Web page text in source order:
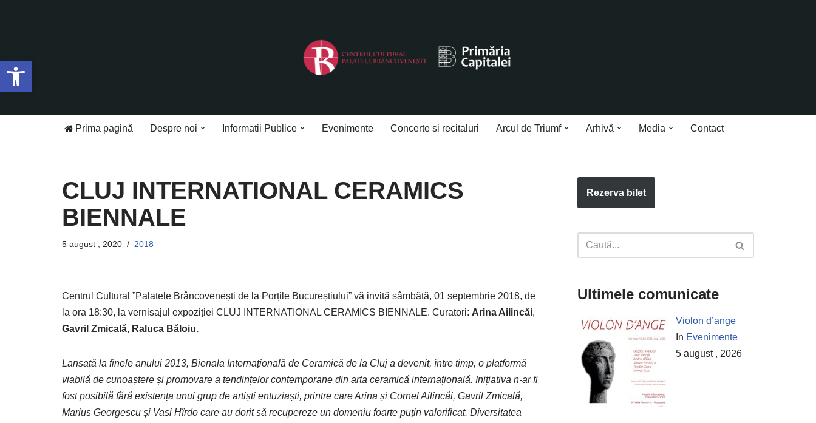
Deschide bara de unelte
conținut
Prima pagină Despre noi Informatii Publice Evenimente Concerte si recitaluri Arcul de Triumf Arhivă Media Contact
CLUJ INTERNATIONAL CERAMICS
BIENNALE
5 august , 2020 2018
Centrul Cultural ”Palatele Brâncovenești de la Porțile Bucureștiului” vă invită sâmbătă, 01 septembrie 2018, de
la ora 18:30, la vernisajul expoziției CLUJ INTERNATIONAL CERAMICS BIENNALE. Curatori: Arina Ailincăi,
Gavril Zmicală, Raluca Băloiu.
Lansată la finele anului 2013, Bienala Internațională de Ceramică de la Cluj a devenit, între timp, o platformă
viabilă de cunoaștere și promovare a tendințelor contemporane din arta ceramică internațională. Inițiativa n-ar fi
fost posibilă fără existența unui grup de artiști entuziaști, printre care Arina și Cornel Ailincăi, Gavril Zmicală,
Marius Georgescu și Vasi Hîrdo care au dorit să recupereze un domeniu foarte puțin valorificat. Diversitatea
Rezerva bilet
Ultimele comunicate
Violon d’ange
In Evenimente
5 august , 2026